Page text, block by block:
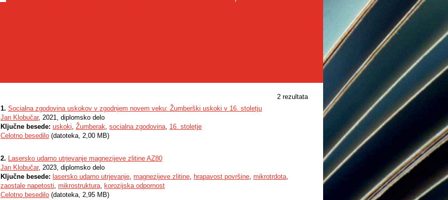
2 rezultata
1. Socialna zgodovina uskokov v zgodnjem novem veku: Žumberški uskoki v 16. stoletju
Jan Klobučar, 2021, diplomsko delo
Ključne besede: uskoki, Žumberak, socialna zgodovina, 16. stoletje
Celotno besedilo (datoteka, 2,00 MB)
2. Lasersko udarno utrjevanje magnezijeve zlitine AZ80
Jan Klobučar, 2023, diplomsko delo
Ključne besede: lasersko udarno utrjevanje, magnezijeve zlitine, hrapavost površine, mikrotrdota,
zaostale napetosti, mikrostruktura, korozijska odpornost
Celotno besedilo (datoteka, 2,95 MB)